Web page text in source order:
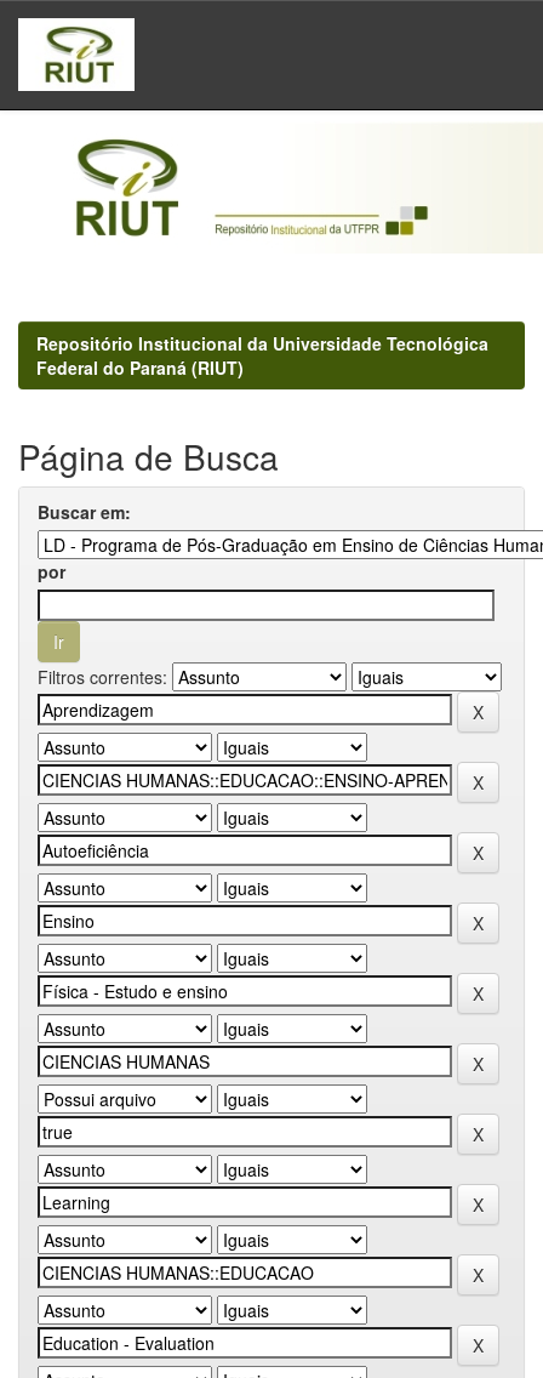
Skip
navigation
Repositório Institucional da Universidade Tecnológica
Federal do Paraná (RIUT)
Página de Busca
Buscar em:
por
Filtros correntes: